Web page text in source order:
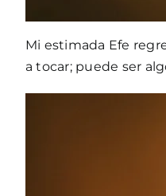
Mi estimada Efe
a tocar; puede ser